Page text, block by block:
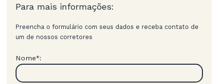
Para mais informações:
Preencha o formulário com seus dados e receba contato de
um de nossos corretores
Nome*: